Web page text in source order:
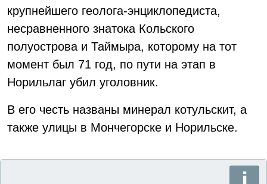
крупнейшего геолога-энциклопедиста,
несравненного знатока Кольского
полуострова и Таймыра, которому на тот
момент был 71 год, по пути на этап в
Норильлаг убил уголовник.
В его честь названы минерал котульскит, а
также улицы в Мончегорске и Норильске.